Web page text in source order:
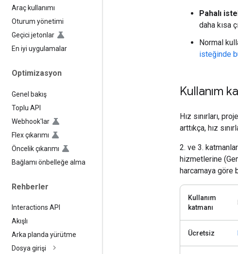
Araç kullanımı
Oturum yönetimi
Geçici jetonlar
En iyi uygulamalar
Optimizasyon
Genel bakış
Toplu API
Webhook'lar
Flex çıkarımı
Öncelik çıkarımı
Bağlamı önbelleğe alma
Rehberler
Interactions API
Akışlı
Arka planda yürütme
Dosya girişi
Pahalı
daha kısa
Normal
isteğinde
Kullanım
Hız sınırları,
arttıkça, hız
2. ve 3.
hizmetlerine
harcamaya göre
Kullanım
katmanı
Ücretsiz